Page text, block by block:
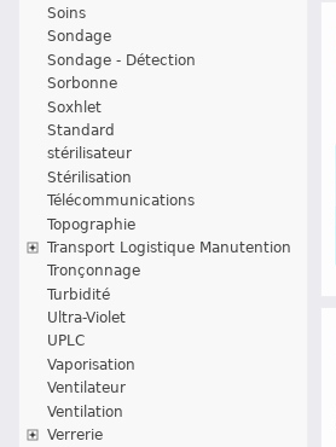
Soins
Sondage
Sondage - Détection
Sorbonne
Soxhlet
Standard
stérilisateur
Stérilisation
Télécommunications
Topographie
Transport Logistique Manutention
Tronçonnage
Turbidité
Ultra-Violet
UPLC
Vaporisation
Ventilateur
Ventilation
Verrerie